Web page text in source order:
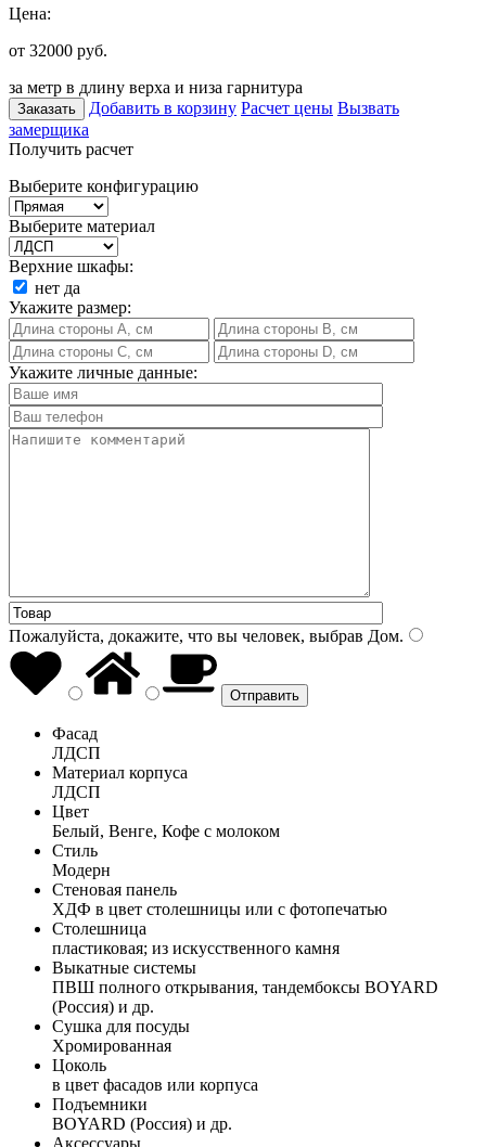
Цена:
от 32000 руб.
за метр в длину верха и низа гарнитура
Заказать Добавить в корзину Расчет цены Вызвать
замерщика
Получить расчет
Выберите конфигурацию
Выберите материал
Верхние шкафы:
нет да
Укажите размер:
Укажите личные данные:
Пожалуйста, докажите, что вы человек, выбрав Дом.
Фасад
ЛДСП
Материал корпуса
ЛДСП
Цвет
Белый, Венге, Кофе с молоком
Стиль
Модерн
Стеновая панель
ХДФ в цвет столешницы или с фотопечатью
Столешница
пластиковая; из искусственного камня
Выкатные системы
ПВШ полного открывания, тандембоксы BOYARD
(Россия) и др.
Сушка для посуды
Хромированная
Цоколь
в цвет фасадов или корпуса
Подъемники
BOYARD (Россия) и др.
Аксессуары